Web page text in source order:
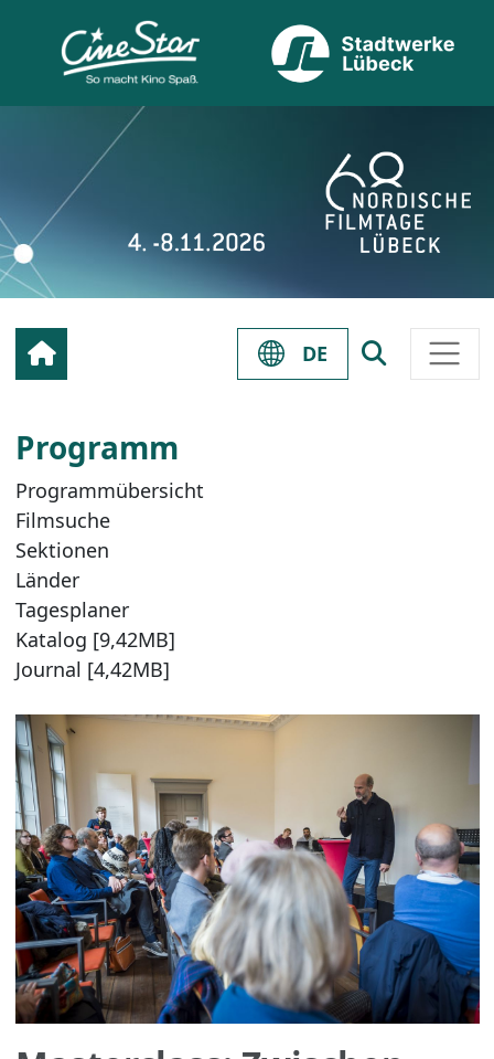
DE
Programm
Programmübersicht
Filmsuche
Sektionen
Länder
Tagesplaner
Katalog [9,42MB]
Journal [4,42MB]